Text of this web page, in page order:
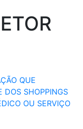
QUE
DOS SHOPPINGS
OU SERVIÇO